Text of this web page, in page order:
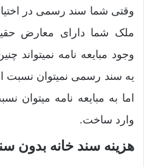
وقتی شما سند رسمی در
ملک شما دارای معارض
وجود مبایعه نامه نمیتواند
یه سند رسمی نمیتوان نسبت
اما به مبایعه نامه میتوان
وارد ساخت.
هزینه سند خانه بدون